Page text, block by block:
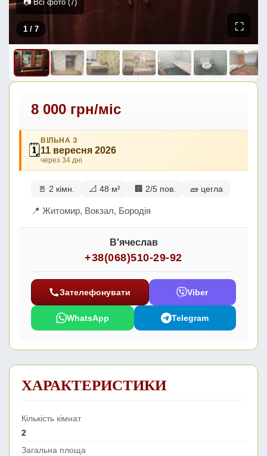
1 / 7 ⛶
📷 Всі фото (7)
8 000 грн/міс
🗓
ВІЛЬНА З
11 вересня 2026
через 34 дні
🚪 2 кімн. 📐 48 м² 🏢 2/5 пов. 🧱 цегла
📍 Житомир, Вокзал, Бородія
В'ячеслав
+38(068)510-29-92
Зателефонувати Viber
WhatsApp Telegram
ХАРАКТЕРИСТИКИ
Кількість кімнат
2
Загальна площа